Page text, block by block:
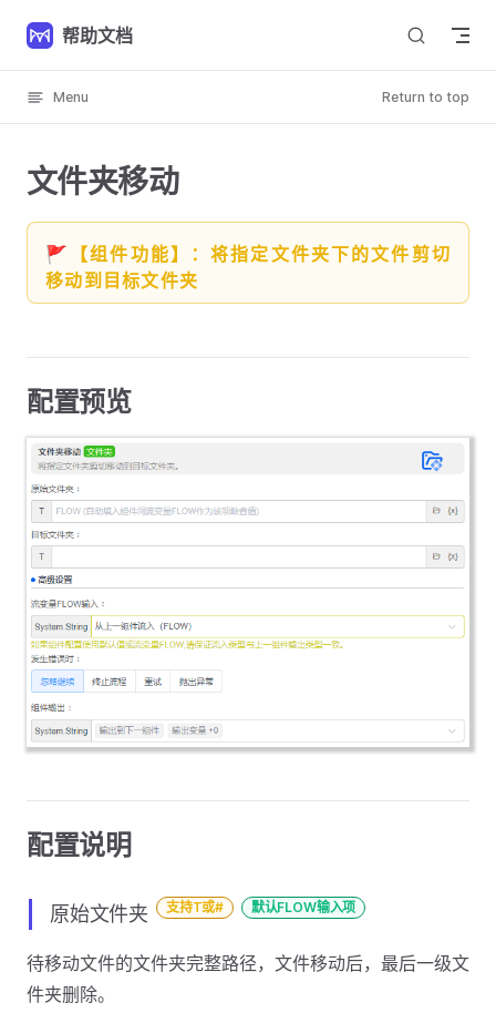
Skip to content
帮助文档
Menu Return to top
文件夹移动
🚩【组件功能】：将指定文件夹下的文件剪切
移动到目标文件夹
配置预览
配置说明
原始文件夹 支持T或# 默认FLOW输入项
待移动文件的文件夹完整路径，文件移动后，最后一级文
件夹删除。